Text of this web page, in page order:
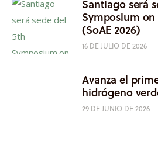
Santiago será
Symposium
(SoAE 2026)
16 DE JULIO DE 2026
Avanza el
hidrógeno
29 DE JUNIO DE 2026